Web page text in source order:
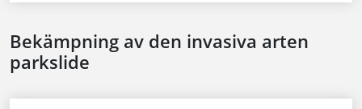
Bekämpning av den invasiva arten
parkslide